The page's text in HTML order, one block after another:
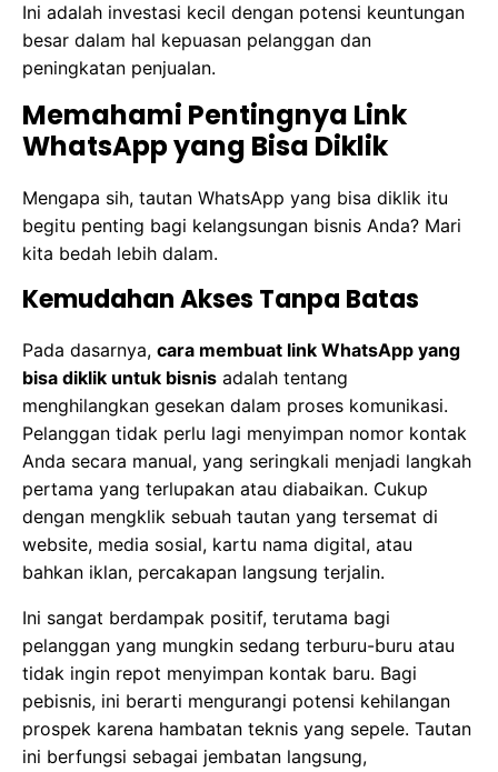
Ini adalah investasi kecil dengan potensi keuntungan
besar dalam hal kepuasan pelanggan dan
peningkatan penjualan.
Memahami Pentingnya Link
WhatsApp yang Bisa Diklik
Mengapa sih, tautan WhatsApp yang bisa diklik itu
begitu penting bagi kelangsungan bisnis Anda? Mari
kita bedah lebih dalam.
Kemudahan Akses Tanpa Batas
Pada dasarnya, cara membuat link WhatsApp yang
bisa diklik untuk bisnis adalah tentang
menghilangkan gesekan dalam proses komunikasi.
Pelanggan tidak perlu lagi menyimpan nomor kontak
Anda secara manual, yang seringkali menjadi langkah
pertama yang terlupakan atau diabaikan. Cukup
dengan mengklik sebuah tautan yang tersemat di
website, media sosial, kartu nama digital, atau
bahkan iklan, percakapan langsung terjalin.
Ini sangat berdampak positif, terutama bagi
pelanggan yang mungkin sedang terburu-buru atau
tidak ingin repot menyimpan kontak baru. Bagi
pebisnis, ini berarti mengurangi potensi kehilangan
prospek karena hambatan teknis yang sepele. Tautan
ini berfungsi sebagai jembatan langsung,